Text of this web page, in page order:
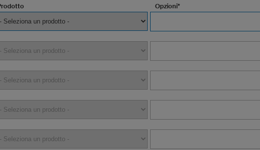
Opzioni*